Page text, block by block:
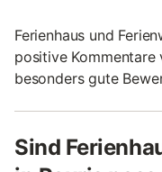
Ferienhaus und
positive Kommentare
besonders gute
Sind